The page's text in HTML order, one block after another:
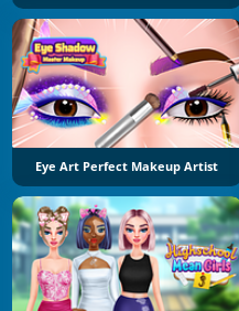
Eye Art Perfect Makeup Artist